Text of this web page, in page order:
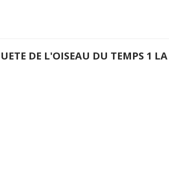
DE L'OISEAU DU TEMPS 1